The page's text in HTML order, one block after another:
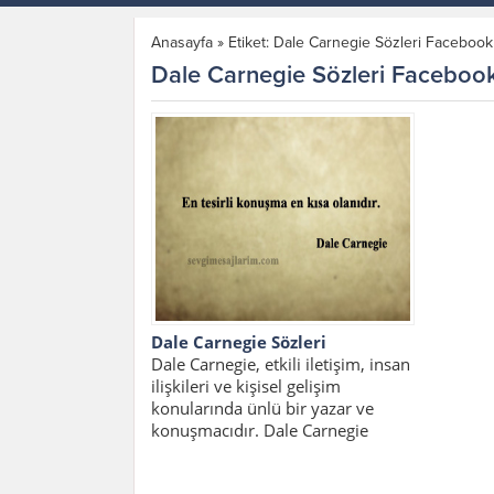
Anasayfa » Etiket: Dale Carnegie Sözleri Facebook
Dale Carnegie Sözleri
Dale Carnegie Sözleri
Dale Carnegie, etkili iletişim, insan
ilişkileri ve kişisel gelişim
konularında ünlü bir yazar ve
konuşmacıdır. Dale Carnegie